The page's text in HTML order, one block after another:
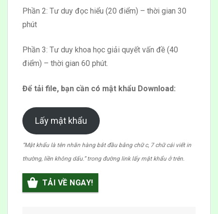
Phần 2: Tư duy đọc hiểu (20 điểm) – thời gian 30
phút
Phần 3: Tư duy khoa học giải quyết vấn đề (40
điểm) – thời gian 60 phút.
Để tải file, bạn cần có mật khẩu Download:
Lấy mật khẩu
“Mật khẩu là tên nhãn hàng bắt đầu bằng chữ c, 7 chữ cái viết in
thường, liền không dấu.” trong đường link lấy mật khẩu ở trên.
TẢI VỀ NGAY!